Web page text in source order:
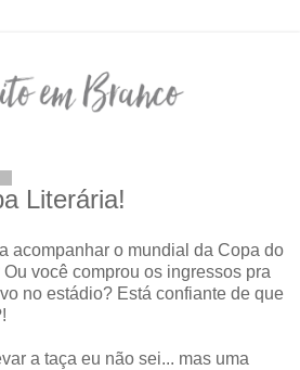
Literária!
acompanhar o mundial da Copa do
você comprou os ingressos pra
no estádio? Está confiante de que
a taça eu não sei... mas uma